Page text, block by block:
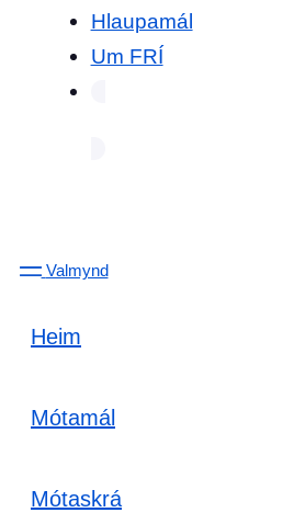
Hlaupamál
Um FRÍ
Valmynd
Heim
Mótamál
Mótaskrá